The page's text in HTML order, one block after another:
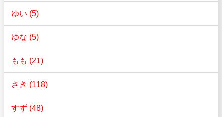
ゆい (5)
ゆな (5)
もも (21)
さき (118)
すず (48)